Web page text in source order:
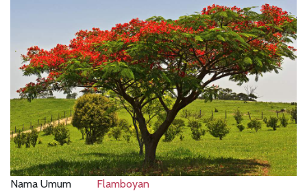
Nama Umum
Flamboyan